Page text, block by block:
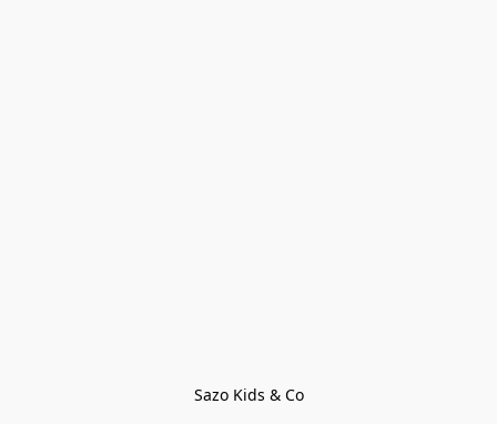
Sazo Kids & Co